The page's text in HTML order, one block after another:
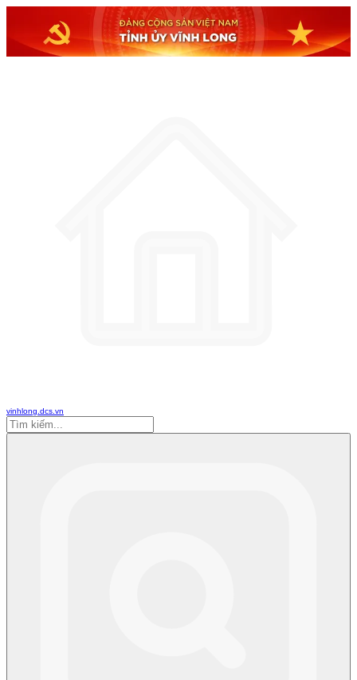
vinhlong.dcs.vn